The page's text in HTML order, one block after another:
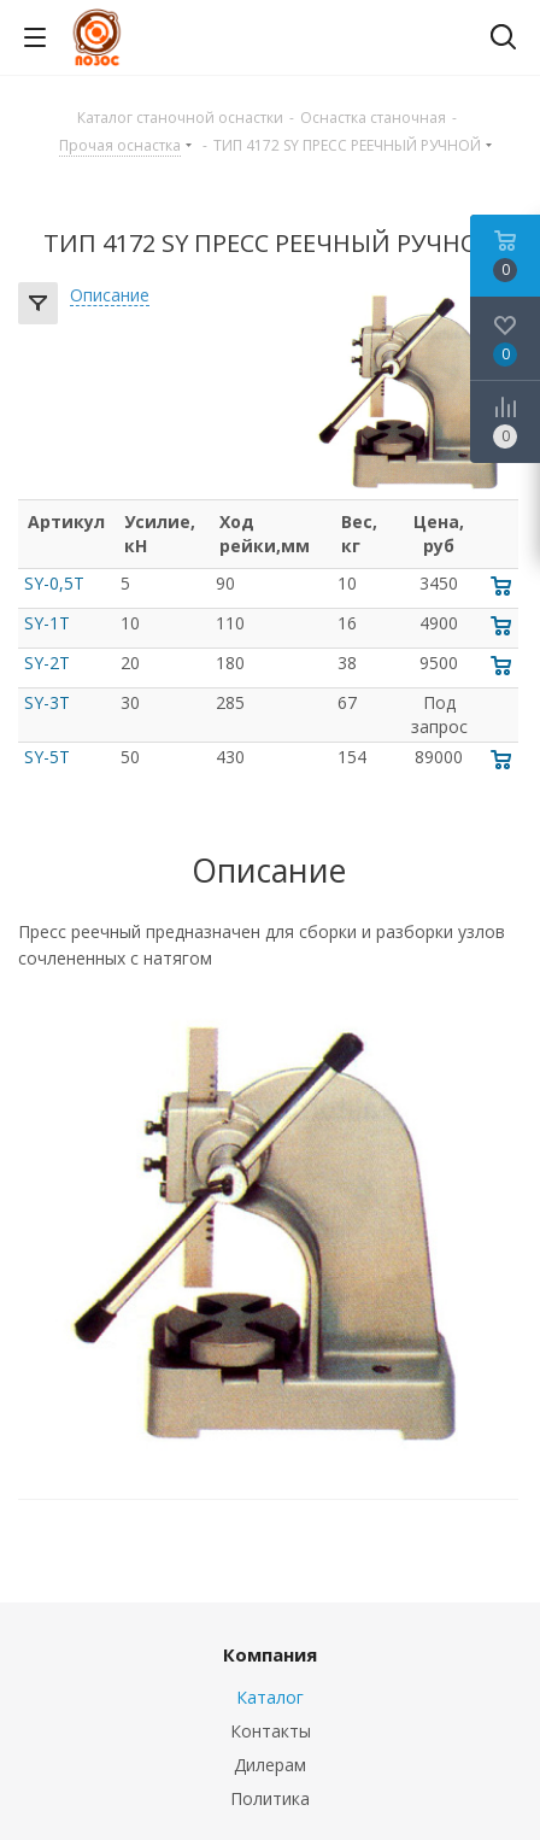
Каталог станочной оснастки - Оснастка станочная -
Прочая оснастка
- ТИП 4172 SY ПРЕСС РЕЕЧНЫЙ РУЧНОЙ
ТИП 4172 SY ПРЕСС РЕЕЧНЫЙ РУЧНОЙ
Описание
Артикул
Усилие,
кН
Ход
рейки,мм
Вес,
кг
Цена,
руб
SY-0,5T
5 90 10
3450
SY-1T
10 110 16
4900
SY-2T
20 180 38
9500
SY-3T
30 285 67
Под
запрос
SY-5T
50 430 154 89000
Описание
Пресс реечный предназначен для сборки и разборки узлов
сочлененных с натягом
Компания
Каталог
Контакты
Дилерам
Политика
0
0
0